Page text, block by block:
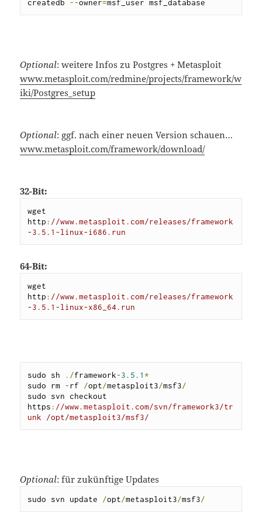
createdb --owner=msf_user msf_database
Optional: weitere Infos zu Postgres + Metasploit
www.metasploit.com/redmine/projects/framework/w
iki/Postgres_setup
Optional: ggf. nach einer neuen Version schauen…
www.metasploit.com/framework/download/
32-Bit:
wget
http: //www.metasploit.com/releases/framework
-3.5.1-linux-i686.run
64-Bit:
wget
http: //www.metasploit.com/releases/framework
-3.5.1-linux-x86_64.run
sudo sh ./framework-3.5. 1*
sudo rm -rf /opt/metasploit3/msf3/
sudo svn checkout
https: //www.metasploit.com/svn/framework3/tr
unk /opt/metasploit3/msf3/
Optional: für zukünftige Updates
sudo svn update /opt/metasploit3/msf3/